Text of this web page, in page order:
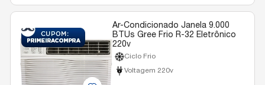
Ar-Condicionado Janela 9.000
BTUs Gree Frio R-32 Eletrônico
220v
Ciclo Frio
Voltagem 220v